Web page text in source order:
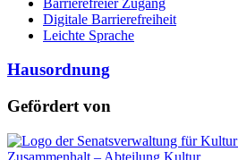
Digitale Barrierefreiheit
Leichte Sprache
Hausordnung
Gefördert von